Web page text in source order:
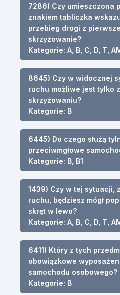
7286) Czy umieszczona
znakiem tabliczka
przebieg drogi z
skrzyżowanie?
Kategorie: A, B, C, D, T,
8645) Czy w widocznej
ruchu możliwe jest tylko
skrzyżowaniu?
Kategorie: B
6445) Do czego służą
przeciwmgłowe
Kategorie: B, B1
1439) Czy w tej sytuacji,
ruchu, będziesz mógł
skręt w lewo?
Kategorie: A, B, C, D, T,
6411) Który z tych
obowiązkowe
samochodu osobowego?
Kategorie: B